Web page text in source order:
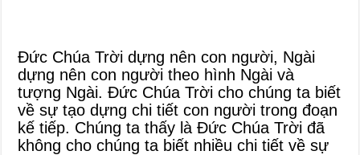
Đức Chúa Trời dựng nên con người, Ngài
dựng nên con người theo hình Ngài và
tượng Ngài. Đức Chúa Trời cho chúng ta biết
về sự tạo dựng chi tiết con người trong đoạn
kế tiếp. Chúng ta thấy là Đức Chúa Trời đã
không cho chúng ta biết nhiều chi tiết về sự